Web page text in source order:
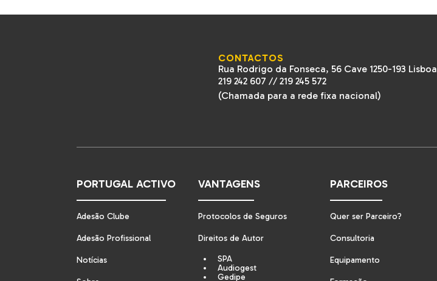
CONTACTOS
Rua Rodrigo da Fonseca, 56 Cave 1250-193 Lisboa
219 242 607 // 219 245 572
(Chamada para a rede fixa nacional)
PORTUGAL ACTIVO
Adesão Clube
Adesão Profissional
Notícias
VANTAGENS
Protocolos de Seguros
Direitos de Autor
SPA
Audiogest
Gedipe
PARCEIROS
Quer ser Parceiro?
Consultoria
Equipamento